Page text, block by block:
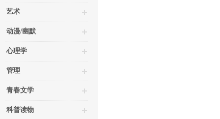
艺术
动漫/幽默
心理学
管理
青春文学
科普读物